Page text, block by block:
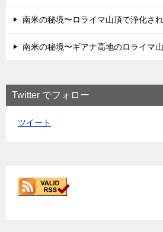
南米の秘境〜ロライマ山頂で浄化さ
南米の秘境〜ギアナ高地のロライマ山
Twitter でフォロー
ツイート